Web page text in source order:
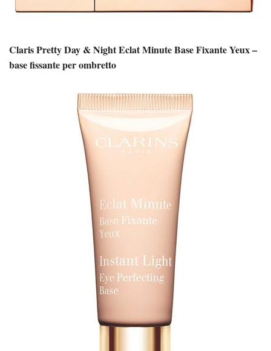
Claris Pretty Day & Night Eclat Minute Base Fixante Yeux –
base fissante per ombretto